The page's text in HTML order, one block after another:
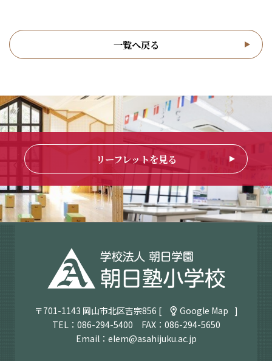
一覧へ戻る
リーフレットを見る
〒701-1143 岡山市北区吉宗856 [ Google Map ]
TEL： 086-294-5400 FAX：086-294-5650
Email： elem@asahijuku.ac.jp